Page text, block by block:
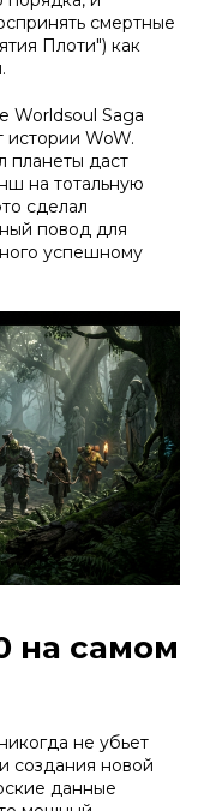
смертные
Плоти") как
Worldsoul Saga
истории WoW.
планеты даст
на тотальную
сделал
повод для
успешному
на самом
не убьет
создания новой
данные